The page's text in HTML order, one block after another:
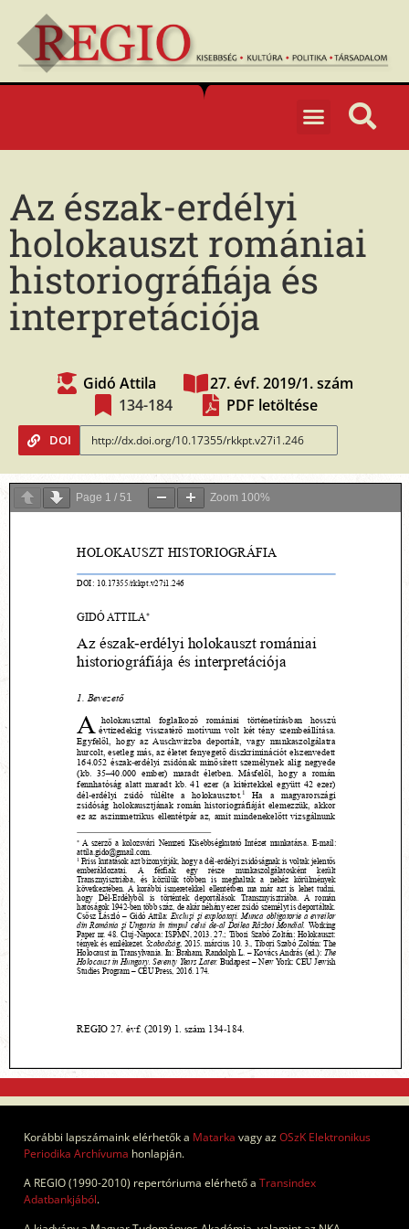
Az észak-erdélyi
holokauszt romániai
historiográfiája és
interpretációja
Gidó Attila
27. évf. 2019/1. szám
134-184
PDF letöltése
DOI
Page 1 / 51 Zoom 100%
Korábbi lapszámaink elérhetők a Matarka vagy azOSzK Elektronikus
Periodika Archívuma honlapján.
A REGIO (1990-2010) repertóriuma elérhető a Transindex
Adatbankjából.